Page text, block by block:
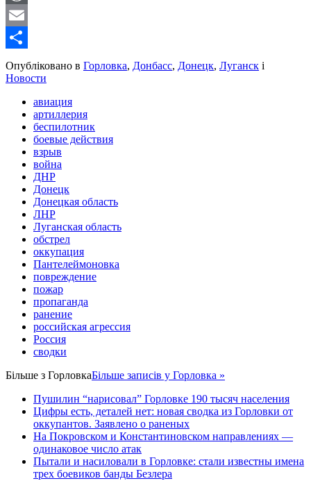
WordPress
Email
Share
Опубліковано в Горловка, Донбасс, Донецк, Луганск і
Новости
авиация
артиллерия
беспилотник
боевые действия
взрыв
война
ДНР
Донецк
Донецкая область
ЛНР
Луганская область
обстрел
оккупация
Пантелеймоновка
повреждение
пожар
пропаганда
ранение
российская агрессия
Россия
сводки
Більше з ГорловкаБільше записів у Горловка »
Пушилин “нарисовал” Горловке 190 тысяч населения
Цифры есть, деталей нет: новая сводка из Горловки от
оккупантов. Заявлено о раненых
На Покровском и Константиновском направлениях —
одинаковое число атак
Пытали и насиловали в Горловке: стали известны имена
трех боевиков банды Безлера